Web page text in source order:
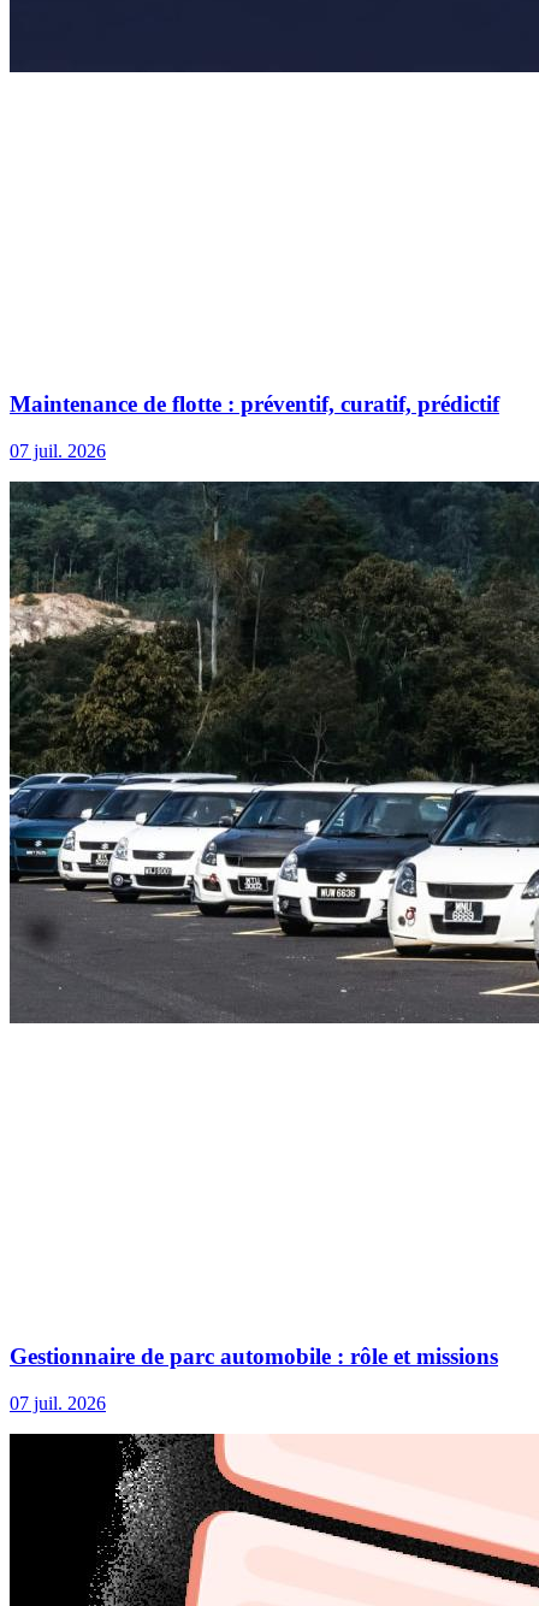
Maintenance de flotte : préventif, curatif, prédictif
07 juil. 2026
Gestionnaire de parc automobile : rôle et missions
07 juil. 2026